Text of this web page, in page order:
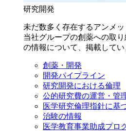
研究開発
未だ数多く存在するアンメッ
当社グループの創薬への取
の情報について、掲載してい
創薬・開発
開発パイプライン
研究開発における倫理
公的研究費の運営・管
医学研究倫理指針に基
治験の情報
医学教育事業助成プロ